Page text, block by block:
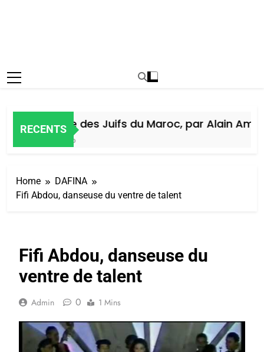
RECENTS
Histoire des Juifs du Maroc, par Alain Amiel
Home
DAFINA
Fifi Abdou, danseuse du ventre de talent
Fifi Abdou, danseuse du
ventre de talent
Admin 0 1 Mins